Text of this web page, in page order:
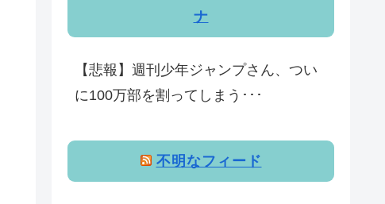
ナ
【悲報】週刊少年ジャンプさん、つい
に100万部を割ってしまう･･･
不明なフィード